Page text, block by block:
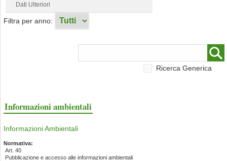
Dati Ulteriori
Filtra per anno:
Ricerca Generica
Informazioni ambientali
Informazioni Ambientali
Normativa:
Art. 40
Pubblicazione e accesso alle informazioni ambientali